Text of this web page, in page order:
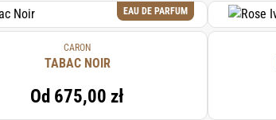
EAU DE PARFUM
CARON
TABAC NOIR
Od 675,00 zł